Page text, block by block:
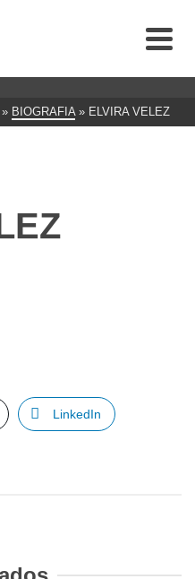
» BIOGRAFIA » ELVIRA VELEZ
LinkedIn